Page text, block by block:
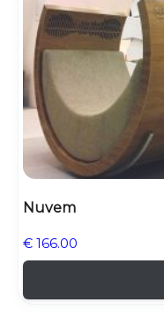
Nuvem
€ 166.00